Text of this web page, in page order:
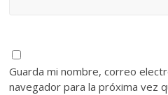
Guarda mi nombre, correo
navegador para la próxima vez